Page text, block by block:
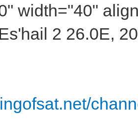
width="40"
2 26.0E,